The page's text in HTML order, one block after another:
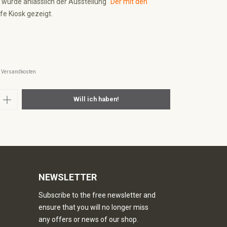
Kiosk gezeigt.
Gib den gewünschten Wert ein
Will ich haben!
NEWSLETTER
Subscribe to the free newsletter and
ensure that you will no longer miss
any offers or news of our shop.